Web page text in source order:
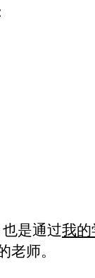
是通过我
师。